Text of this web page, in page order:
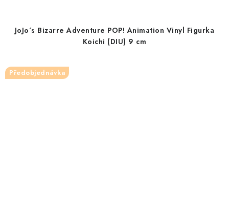
JoJo´s Bizarre Adventure POP! Animation Vinyl Figurka
Koichi (DIU) 9 cm
Předobjednávka